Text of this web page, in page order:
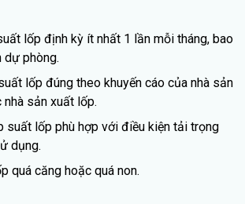
lốp định kỳ ít nhất 1 lần mỗi tháng, bao
dự phòng.
lốp đúng theo khuyến cáo của nhà sản
sản xuất lốp.
suất lốp phù hợp với điều kiện tải trọng
dụng.
quá căng hoặc quá non.